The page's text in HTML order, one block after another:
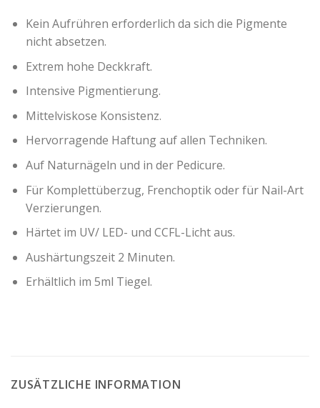
Kein Aufrühren erforderlich da sich die Pigmente
nicht absetzen.
Extrem hohe Deckkraft.
Intensive Pigmentierung.
Mittelviskose Konsistenz.
Hervorragende Haftung auf allen Techniken.
Auf Naturnägeln und in der Pedicure.
Für Komplettüberzug, Frenchoptik oder für Nail-Art
Verzierungen.
Härtet im UV/ LED- und CCFL-Licht aus.
Aushärtungszeit 2 Minuten.
Erhältlich im 5ml Tiegel.
ZUSÄTZLICHE INFORMATION